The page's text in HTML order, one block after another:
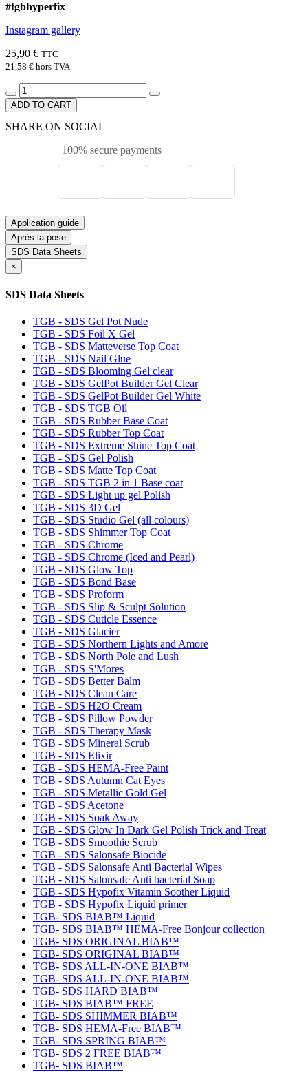
#tgbhyperfix
Instagram gallery
25,90 € TTC
21,58 € hors TVA
ADD TO CART
SHARE ON SOCIAL
100% secure payments
Application guide
Après la pose
SDS Data Sheets
×
SDS Data Sheets
TGB - SDS Gel Pot Nude
TGB - SDS Foil X Gel
TGB - SDS Matteverse Top Coat
TGB - SDS Nail Glue
TGB - SDS Blooming Gel clear
TGB - SDS GelPot Builder Gel Clear
TGB - SDS GelPot Builder Gel White
TGB - SDS TGB Oil
TGB - SDS Rubber Base Coat
TGB - SDS Rubber Top Coat
TGB - SDS Extreme Shine Top Coat
TGB - SDS Gel Polish
TGB - SDS Matte Top Coat
TGB - SDS TGB 2 in 1 Base coat
TGB - SDS Light up gel Polish
TGB - SDS 3D Gel
TGB - SDS Studio Gel (all colours)
TGB - SDS Shimmer Top Coat
TGB - SDS Chrome
TGB - SDS Chrome (Iced and Pearl)
TGB - SDS Glow Top
TGB - SDS Bond Base
TGB - SDS Proform
TGB - SDS Slip & Sculpt Solution
TGB - SDS Cuticle Essence
TGB - SDS Glacier
TGB - SDS Northern Lights and Amore
TGB - SDS North Pole and Lush
TGB - SDS S'Mores
TGB - SDS Better Balm
TGB - SDS Clean Care
TGB - SDS H2O Cream
TGB - SDS Pillow Powder
TGB - SDS Therapy Mask
TGB - SDS Mineral Scrub
TGB - SDS Elixir
TGB - SDS HEMA-Free Paint
TGB - SDS Autumn Cat Eyes
TGB - SDS Metallic Gold Gel
TGB - SDS Acetone
TGB - SDS Soak Away
TGB - SDS Glow In Dark Gel Polish Trick and Treat
TGB - SDS Smoothie Scrub
TGB - SDS Salonsafe Biocide
TGB - SDS Salonsafe Anti Bacterial Wipes
TGB - SDS Salonsafe Anti bacterial Soap
TGB - SDS Hypofix Vitamin Soother Liquid
TGB - SDS Hypofix Liquid primer
TGB- SDS BIAB™ Liquid
TGB- SDS BIAB™ HEMA-Free Bonjour collection
TGB- SDS ORIGINAL BIAB™
TGB- SDS ORIGINAL BIAB™
TGB- SDS ALL-IN-ONE BIAB™
TGB- SDS ALL-IN-ONE BIAB™
TGB- SDS HARD BIAB™
TGB- SDS BIAB™ FREE
TGB- SDS SHIMMER BIAB™
TGB- SDS HEMA-Free BIAB™
TGB- SDS SPRING BIAB™
TGB- SDS 2 FREE BIAB™
TGB- SDS BIAB™